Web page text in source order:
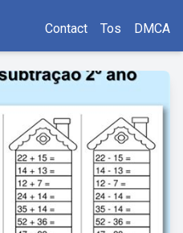
Contact Tos DMCA